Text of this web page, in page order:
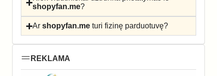
shopyfan.me?
Arshopyfan.me turi fizinę parduotuvę?
REKLAMA